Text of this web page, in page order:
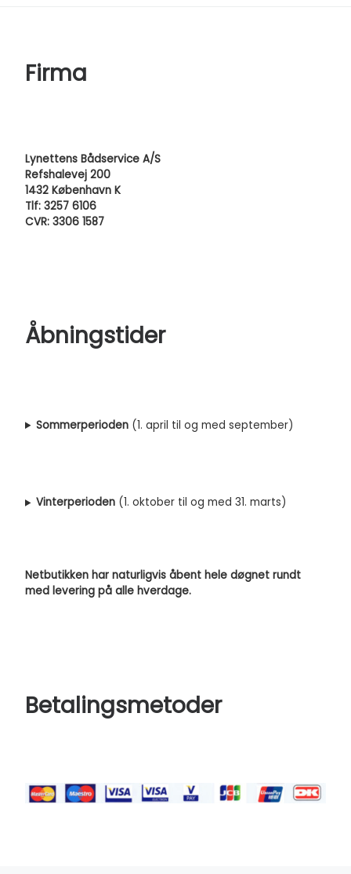
Firma
Lynettens Bådservice A/S
Refshalevej 200
1432 København K
Tlf: 3257 6106
CVR: 3306 1587
Åbningstider
Sommerperioden (1. april til og med september)
Vinterperioden (1. oktober til og med 31. marts)
Netbutikken har naturligvis åbent hele døgnet rundt
med levering på alle hverdage.
Betalingsmetoder